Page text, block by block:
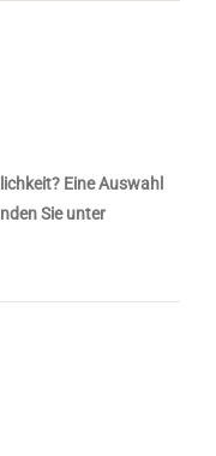
Eine Auswahl
Sie unter